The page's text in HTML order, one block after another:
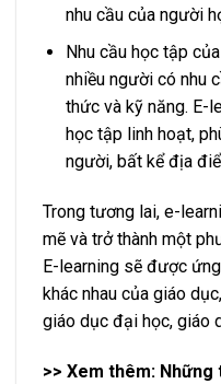
nhu cầu của người
Nhu cầu học tập
nhiều người có nhu
thức và kỹ năng. E-
học tập linh hoạt,
người, bất kể địa
Trong tương lai, e-
mẽ và trở thành một
E-learning sẽ được
khác nhau của giáo
giáo dục đại học, giáo
>> Xem thêm: Những